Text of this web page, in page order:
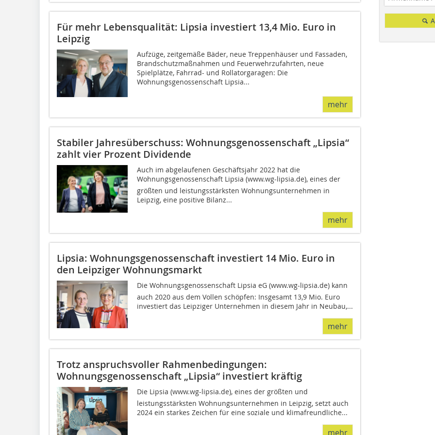
Für mehr Lebensqualität: Lipsia investiert 13,4 Mio. Euro in
Leipzig
Aufzüge, zeitgemäße Bäder, neue Treppenhäuser und Fassaden,
Brandschutzmaßnahmen und Feuerwehrzufahrten, neue
Spielplätze, Fahrrad- und Rollatorgaragen: Die
Wohnungsgenossenschaft Lipsia...
mehr
Stabiler Jahresüberschuss: Wohnungsgenossenschaft „Lipsia“
zahlt vier Prozent Dividende
Auch im abgelaufenen Geschäftsjahr 2022 hat die
Wohnungsgenossenschaft Lipsia (www.wg-lipsia.de), eines der
größten und leistungsstärksten Wohnungsunternehmen in
Leipzig, eine positive Bilanz...
mehr
Lipsia: Wohnungsgenossenschaft investiert 14 Mio. Euro in
den Leipziger Wohnungsmarkt
Die Wohnungsgenossenschaft Lipsia eG (www.wg-lipsia.de) kann
auch 2020 aus dem Vollen schöpfen: Insgesamt 13,9 Mio. Euro
investiert das Leipziger Unternehmen in diesem Jahr in Neubau,...
mehr
Trotz anspruchsvoller Rahmenbedingungen:
Wohnungsgenossenschaft „Lipsia“ investiert kräftig
Die Lipsia (www.wg-lipsia.de), eines der größten und
leistungsstärksten Wohnungsunternehmen in Leipzig, setzt auch
2024 ein starkes Zeichen für eine soziale und klimafreundliche...
mehr